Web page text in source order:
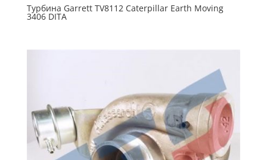
Турбина Garrett TV8112 Caterpillar Earth Moving
3406 DITA